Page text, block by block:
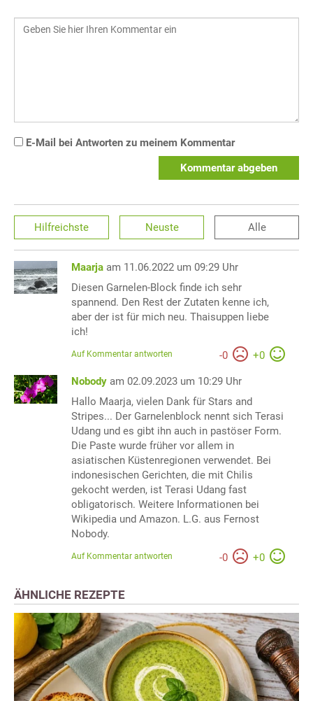
E-Mail bei Antworten zu meinem Kommentar
Kommentar abgeben
Hilfreichste Neuste Alle
Maarja am 11.06.2022 um 09:29 Uhr
Diesen Garnelen-Block finde ich sehr
spannend. Den Rest der Zutaten kenne ich,
aber der ist für mich neu. Thaisuppen liebe
ich!
-0 +0
Auf Kommentar antworten
Nobody am 02.09.2023 um 10:29 Uhr
Hallo Maarja, vielen Dank für Stars and
Stripes... Der Garnelenblock nennt sich Terasi
Udang und es gibt ihn auch in pastöser Form.
Die Paste wurde früher vor allem in
asiatischen Küstenregionen verwendet. Bei
indonesischen Gerichten, die mit Chilis
gekocht werden, ist Terasi Udang fast
obligatorisch. Weitere Informationen bei
Wikipedia und Amazon. L.G. aus Fernost
Nobody.
-0 +0
Auf Kommentar antworten
ÄHNLICHE REZEPTE